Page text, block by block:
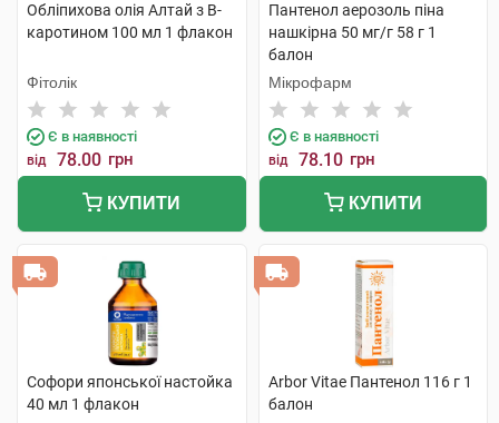
Обліпихова олія Алтай з B-
каротином 100 мл 1 флакон
Фітолік
Є в наявності
від 78.00 грн
КУПИТИ
Пантенол аерозоль піна
нашкірна 50 мг/г 58 г 1
балон
Мікрофарм
Є в наявності
від 78.10 грн
КУПИТИ
Софори японської настойка
40 мл 1 флакон
Arbor Vitae Пантенол 116 г 1
балон